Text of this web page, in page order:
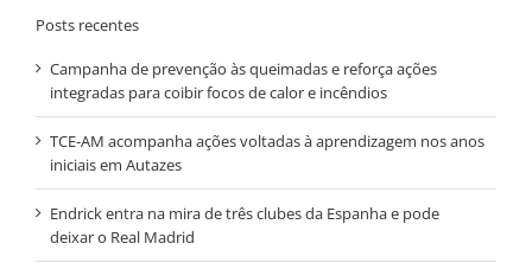
Posts recentes
Campanha de prevenção às queimadas e reforça ações
integradas para coibir focos de calor e incêndios
TCE-AM acompanha ações voltadas à aprendizagem nos anos
iniciais em Autazes
Endrick entra na mira de três clubes da Espanha e pode
deixar o Real Madrid